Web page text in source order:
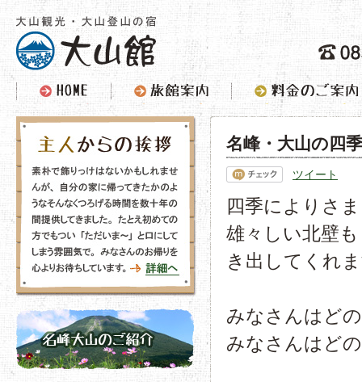
名峰・大山の四季
ツイート
四季によりさ
雄々しい北壁
き出してくれ
みなさんはど
みなさんはど